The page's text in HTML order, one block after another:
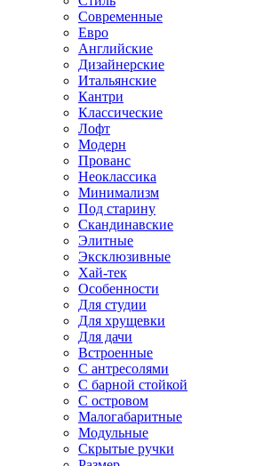
Современные
Евро
Английские
Дизайнерские
Итальянские
Кантри
Классические
Лофт
Модерн
Прованс
Неоклассика
Минимализм
Под старину
Скандинавские
Элитные
Эксклюзивные
Хай-тек
Особенности
Для студии
Для хрущевки
Для дачи
Встроенные
С антресолями
С барной стойкой
С островом
Малогабаритные
Модульные
Скрытые ручки